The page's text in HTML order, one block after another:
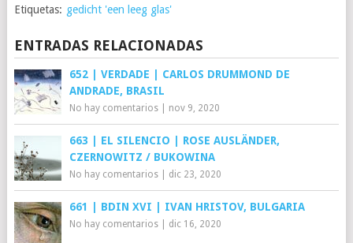
Etiquetas: gedicht 'een leeg glas'
ENTRADAS RELACIONADAS
652 | VERDADE | CARLOS DRUMMOND DE
ANDRADE, BRASIL
No hay comentarios| nov 9, 2020
663 | EL SILENCIO | ROSE AUSLÄNDER,
CZERNOWITZ / BUKOWINA
No hay comentarios| dic 23, 2020
661 | BDIN XVI | IVAN HRISTOV, BULGARIA
No hay comentarios| dic 16, 2020